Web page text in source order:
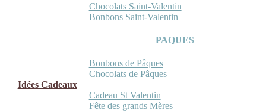
Chocolats Saint-Valentin
Bonbons Saint-Valentin
PAQUES
Bonbons de Pâques
Chocolats de Pâques
Idées Cadeaux
Cadeau St Valentin
Fête des grands Mères